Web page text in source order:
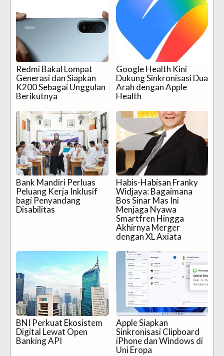
Redmi Bakal Lompat
Generasi dan Siapkan
K200 Sebagai Unggulan
Berikutnya
Google Health Kini
Dukung Sinkronisasi Dua
Arah dengan Apple
Health
Bank Mandiri Perluas
Peluang Kerja Inklusif
bagi Penyandang
Disabilitas
Habis-Habisan Franky
Widjaya: Bagaimana
Bos Sinar Mas Ini
Menjaga Nyawa
Smartfren Hingga
Akhirnya Merger
dengan XL Axiata
BNI Perkuat Ekosistem
Digital Lewat Open
Banking API
Apple Siapkan
Sinkronisasi Clipboard
iPhone dan Windows di
Uni Eropa